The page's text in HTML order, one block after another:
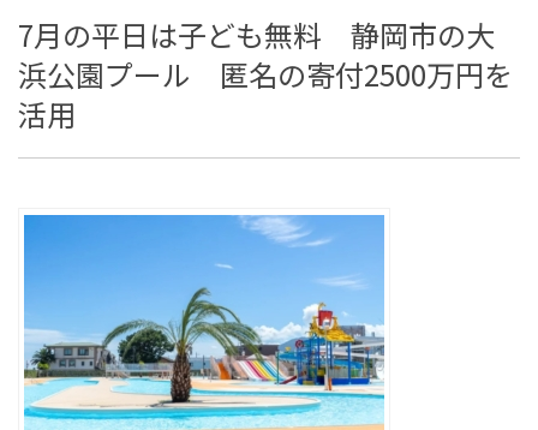
7月の平日は子ども無料 静岡市の大
浜公園プール 匿名の寄付2500万円を
活用